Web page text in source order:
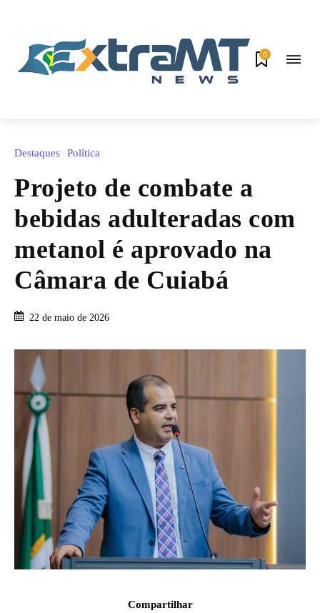
0
Destaques Política
Projeto de combate a
bebidas adulteradas com
metanol é aprovado na
Câmara de Cuiabá
22 de maio de 2026
Compartilhar